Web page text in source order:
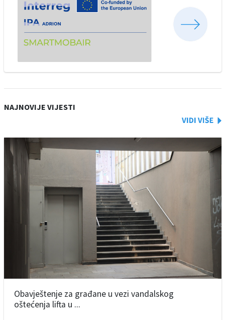
NAJNOVIJE VIJESTI
Obavještenje za građane u vezi vandalskog
oštećenja lifta u ...